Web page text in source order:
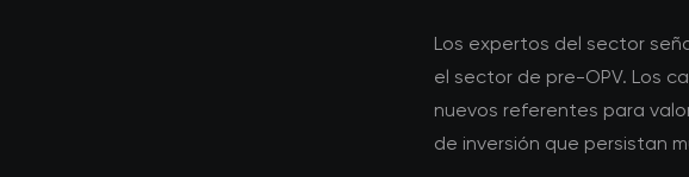
Los expertos del sector
el sector de pre-OPV. Los
nuevos referentes para
de inversión que persistan